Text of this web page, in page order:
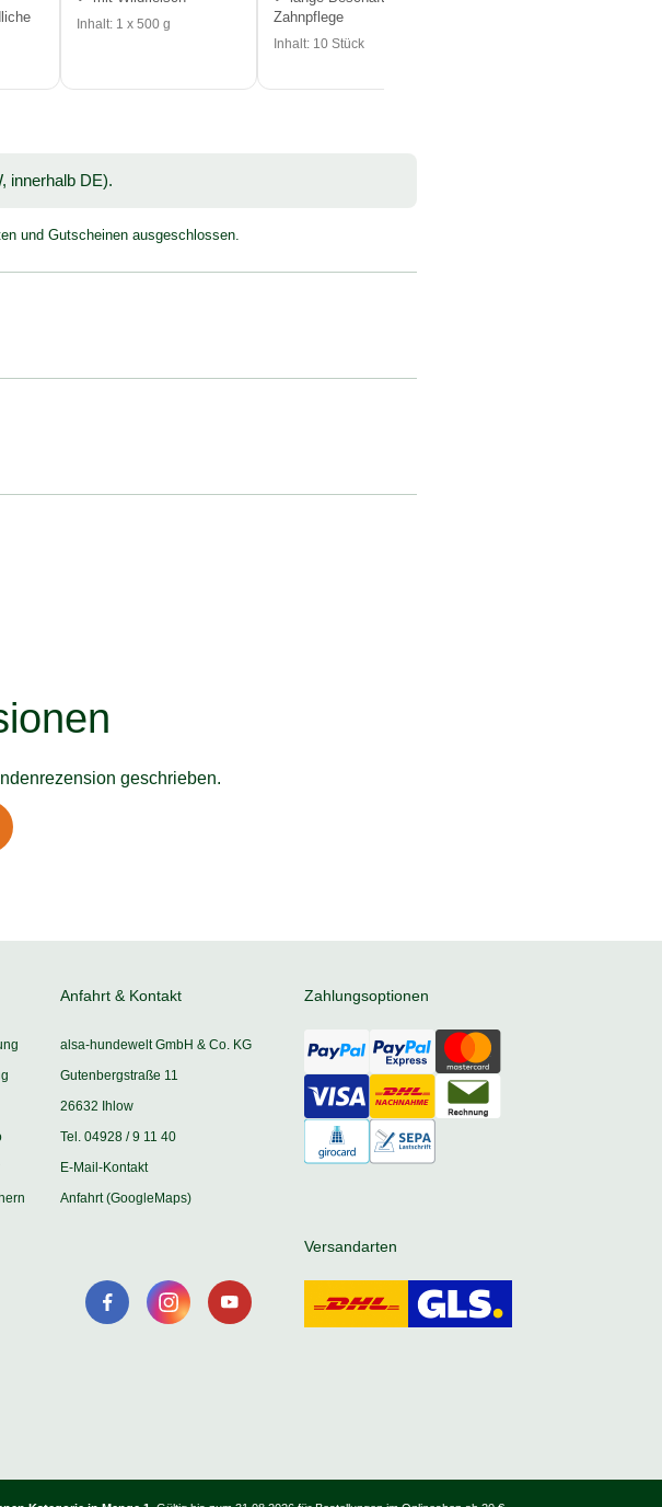
Inhalt: 1 x 500 g
Zahnpflege
Inhalt: 10 Stück
innerhalb DE).
und Gutscheinen ausgeschlossen.
geschrieben.
Anfahrt & Kontakt
alsa-hundewelt GmbH & Co. KG
Gutenbergstraße 11
26632 Ihlow
Tel. 04928 / 9 11 40
E-Mail-Kontakt
Anfahrt (GoogleMaps)
Zahlungsoptionen
Versandarten